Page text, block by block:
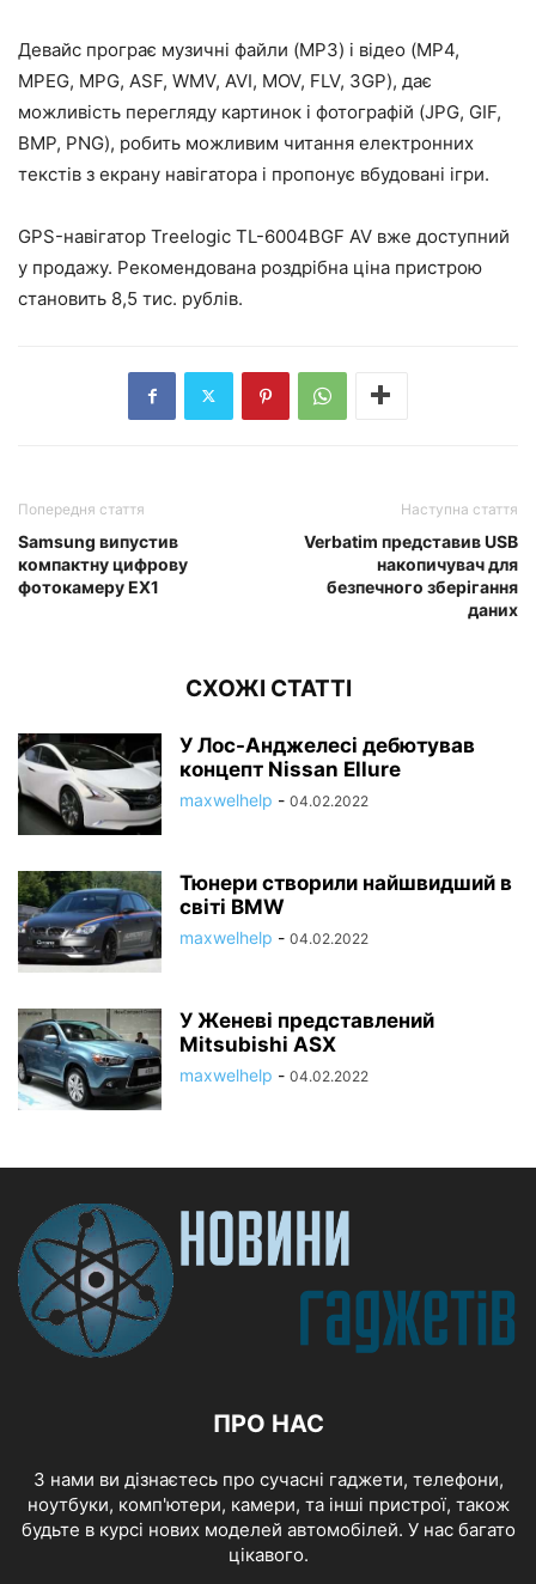
Девайс програє музичні файли (MP3) і відео (MP4,
MPEG, MPG, ASF, WMV, AVI, MOV, FLV, 3GP), дає
можливість перегляду картинок і фотографій (JPG, GIF,
BMP, PNG), робить можливим читання електронних
текстів з екрану навігатора і пропонує вбудовані ігри.
GPS-навігатор Treelogic TL-6004BGF AV вже доступний
у продажу. Рекомендована роздрібна ціна пристрою
становить 8,5 тис. рублів.
Попередня стаття
Samsung випустив
компактну цифрову
фотокамеру EX1
Наступна стаття
Verbatim представив USB
накопичувач для
безпечного зберігання
даних
СХОЖІ СТАТТІ
У Лос-Анджелесі дебютував
концепт Nissan Ellure
maxwelhelp - 04.02.2022
Тюнери створили найшвидший в
світі BMW
maxwelhelp - 04.02.2022
У Женеві представлений
Mitsubishi ASX
maxwelhelp - 04.02.2022
ПРО НАС
З нами ви дізнаєтесь про сучасні гаджети, телефони,
ноутбуки, комп'ютери, камери, та інші пристрої, також
будьте в курсі нових моделей автомобілей. У нас багато
цікавого.